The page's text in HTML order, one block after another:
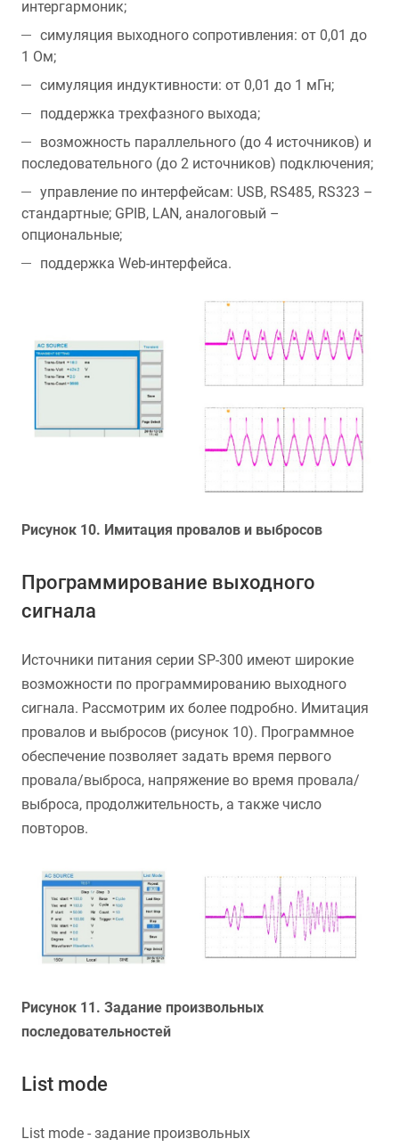
интергармоник;
симуляция выходного сопротивления: от 0,01 до
1 Ом;
симуляция индуктивности: от 0,01 до 1 мГн;
поддержка трехфазного выхода;
возможность параллельного (до 4 источников) и
последовательного (до 2 источников) подключения;
управление по интерфейсам: USB, RS485, RS323 –
стандартные; GPIB, LAN, аналоговый –
опциональные;
поддержка Web-интерфейса.
Рисунок 10. Имитация провалов и выбросов
Программирование выходного
сигнала
Источники питания серии SP-300 имеют широкие
возможности по программированию выходного
сигнала. Рассмотрим их более подробно. Имитация
провалов и выбросов (рисунок 10). Программное
обеспечение позволяет задать время первого
провала/выброса, напряжение во время провала/
выброса, продолжительность, а также число
повторов.
Рисунок 11. Задание произвольных
последовательностей
List mode
List mode - задание произвольных